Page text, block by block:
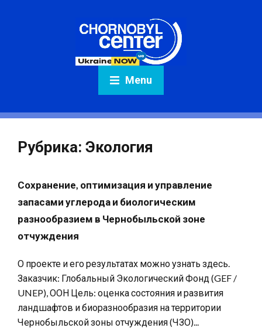
Menu
Рубрика: Экология
Сохранение, оптимизация и управление
запасами углерода и биологическим
разнообразием в Чернобыльской зоне
отчуждения
О проекте и его результатах можно узнать здесь.
Заказчик: Глобальный Экологический Фонд (GEF /
UNEP), ООН Цель: оценка состояния и развития
ландшафтов и биоразнообразия на территории
Чернобыльской зоны отчуждения (ЧЗО)...